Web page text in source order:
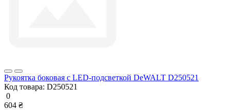
Рукоятка боковая с LED-подсветкой DeWALT D250521
Код товара: D250521
0
604 ₴